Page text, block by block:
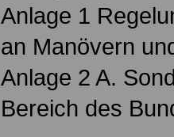
Anlage 1
an Manövern
Anlage 2 A.
Bereich des